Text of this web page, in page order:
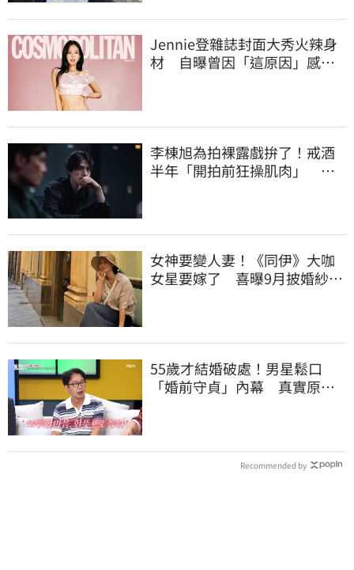
Jennie登雜誌封面大秀火辣身
材 自曝曾因「這原因」感到
李棟旭為拍裸露戲拚了！戒酒
半年「開拍前狂操肌肉」 幕
女神要變人妻！《同伊》大咖
女星要嫁了 喜曝9月披婚紗嫁
55歲才結婚破處！男星鬆口
「婚前守貞」內幕 真實原因
Recommended by